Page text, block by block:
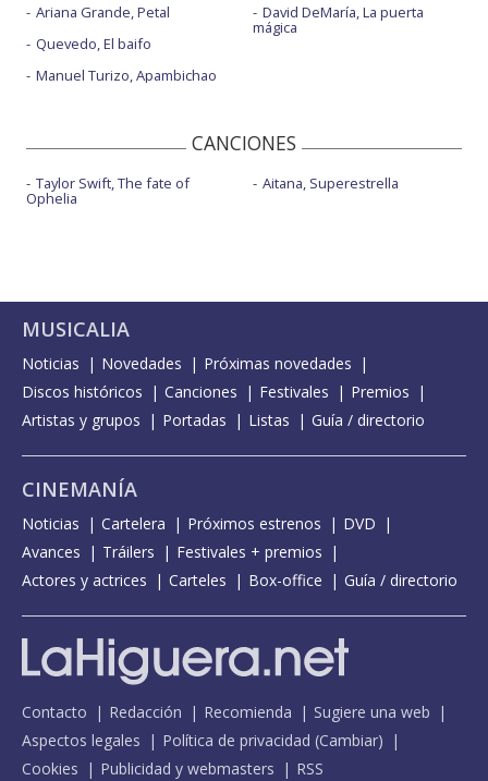
Ariana Grande, Petal
Quevedo, El baifo
Manuel Turizo, Apambichao
David DeMaría, La puerta
mágica
CANCIONES
Taylor Swift, The fate of
Ophelia
Aitana, Superestrella
MUSICALIA
Noticias Novedades
Próximas novedades
Discos históricos
Canciones Festivales
Premios
Artistas y grupos
Portadas Listas Guía / directorio
CINEMANÍA
Noticias Cartelera Próximos estrenos
DVD
Avances
Tráilers
Festivales + premios
Actores y actrices
Carteles Box-office Guía / directorio
Contacto Redacción Recomienda
Sugiere una web
Aspectos legales
Política de privacidad (Cambiar)
Cookies
Publicidad y webmasters RSS